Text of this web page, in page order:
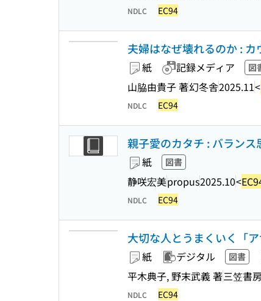
NDLC EC94
夫婦はなぜ壊れるのか :
紙 記録メディア 図
山脇由貴子 著幻冬舎2025.11<
NDLC EC94
親子愛のカタチ : バラン
紙 図書
静咲宏美propus2025.10<
NDLC EC94
大切な人とうまくいく「
紙 デジタル 図書
平木典子, 野末武義 著三笠書房
NDLC EC94